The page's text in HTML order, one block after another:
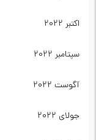
اکتبر 2022
سپتامبر 2022
آگوست 2022
جولای 2022